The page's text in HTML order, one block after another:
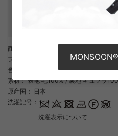
セン
商品番号
ブランド商品番号
： 1106200008 48
色
： ダークグリーン（48）
素材： 表地 毛100% / 裏地 キュプラ
原産国 ： 日本
洗濯記号 ：
洗濯表示について